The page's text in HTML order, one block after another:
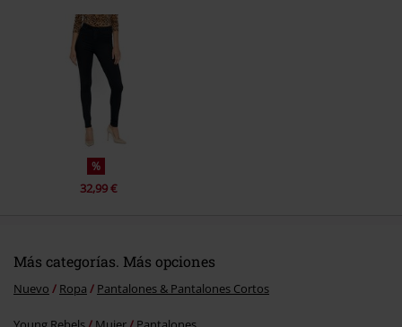
Enviar comentario
¿Te ha resultado útil este comentario?
%
32,99 €
Más categorías. Más opciones
Nuevo Ropa Pantalones & Pantalones Cortos